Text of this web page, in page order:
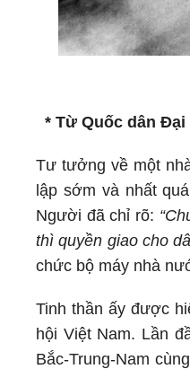
* Từ Quốc dân Đại
Tư tưởng về một
lập sớm và nhất
Người đã chỉ rõ:
thì quyền giao cho
chức bộ máy nhà
Tinh thần ấy được
hội Việt Nam. Lần
Bắc-Trung-Nam